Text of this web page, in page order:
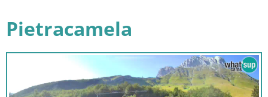
Pietracamela